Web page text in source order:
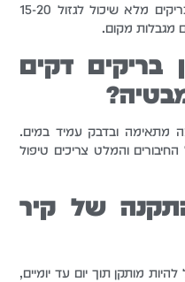
מינימום מקום מהחדר. לעומת קיר בריקים מלא שיכול לגזול 15-20
מגבלות מקום.
בריקים דקים
מתאימה ובדבק עמיד במים.
והמלט צריכים טיפול
של קיר
רבוע יכול להיות מותקן תוך יום עד יומיים,